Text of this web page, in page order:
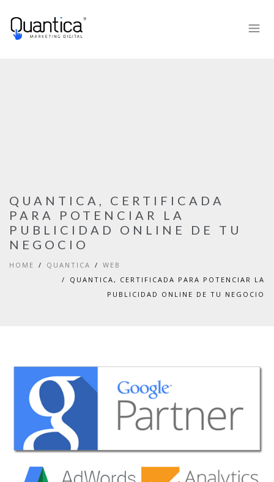
QUANTICA, CERTIFICADA
PARA POTENCIAR LA
PUBLICIDAD ONLINE DE TU
NEGOCIO
HOME QUANTICA
WEB
QUANTICA, CERTIFICADA PARA POTENCIAR LA
PUBLICIDAD ONLINE DE TU NEGOCIO